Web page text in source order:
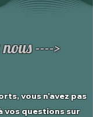
---->
vous n'avez pas
vos questions sur